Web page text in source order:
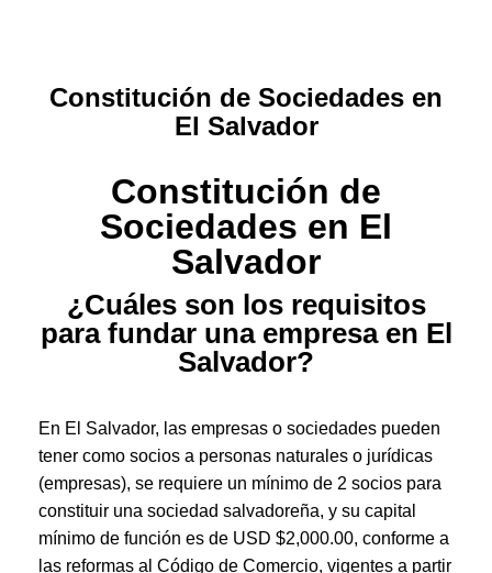
Constitución de Sociedades en
El Salvador
Constitución de
Sociedades en El
Salvador
¿Cuáles son los requisitos
para fundar una empresa en El
Salvador?
En El Salvador, las empresas o sociedades pueden
tener como socios a personas naturales o jurídicas
(empresas), se requiere un mínimo de 2 socios para
constituir una sociedad salvadoreña, y su capital
mínimo de función es de USD $2,000.00, conforme a
las reformas al Código de Comercio, vigentes a partir